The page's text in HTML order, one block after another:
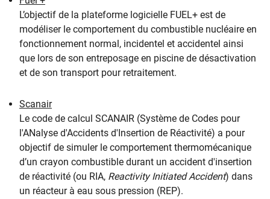
L’objectif de la plateforme logicielle FUEL+ est de
modéliser le comportement du combustible nucléaire en
fonctionnement normal, incidentel et accidentel ainsi
que lors de son entreposage en piscine de désactivation
et de son transport pour retraitement.
Scanair
Le code de calcul SCANAIR (Système de Codes pour
l'ANalyse d'Accidents d'Insertion de Réactivité) a pour
objectif de simuler le comportement thermomécanique
d’un crayon combustible durant un accident d'insertion
de réactivité (ou RIA, Reactivity Initiated Accident) dans
un réacteur à eau sous pression (REP).